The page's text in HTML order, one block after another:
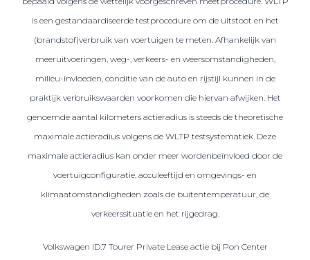
is een gestandaardiseerde testprocedure om de uitstoot en het
(brandstof)verbruik van voertuigen te meten. Afhankelijk van
meeruitvoeringen, weg-, verkeers- en weersomstandigheden,
milieu-invloeden, conditie van de auto en rijstijl kunnen in de
praktijk verbruikswaarden voorkomen die hiervan afwijken. Het
genoemde aantal kilometers actieradius is steeds de theoretische
maximale actieradius volgens de WLTP testsystematiek. Deze
maximale actieradius kan onder meer wordenbeïnvloed door de
voertuigconfiguratie, acculeeftijd en omgevings- en
klimaatomstandigheden zoals de buitentemperatuur, de
verkeerssituatie en het rijgedrag.
Volkswagen ID.7 Tourer Private Lease actie bij Pon Center